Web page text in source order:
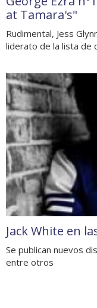
at Tamara's"
Rudimental, Jess
liderato de la lista de
Jack White en
Se publican nuevos
entre otros